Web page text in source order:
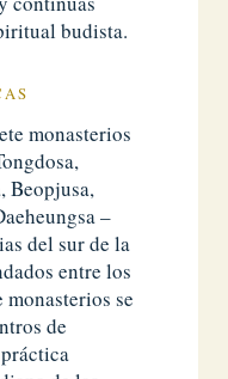
budista.
monasterios
Beopjusa,
–
del sur de la
entre los
se
de